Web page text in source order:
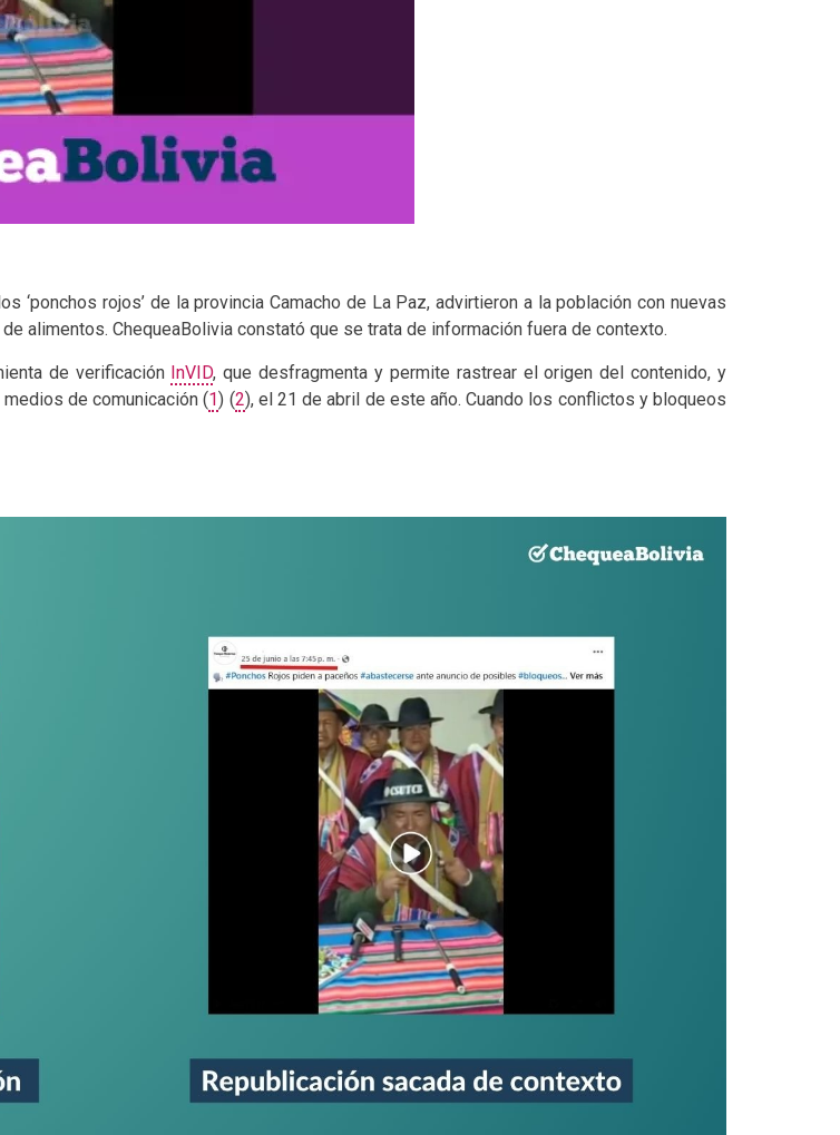
‘ponchos rojos’ de la provincia Camacho de La Paz, advirtieron a la población con nuevas
alimentos. ChequeaBolivia constató que se trata de información fuera de contexto.
de verificación InVID, que desfragmenta y permite rastrear el origen del contenido, y
de comunicación (1) (2), el 21 de abril de este año. Cuando los conflictos y bloqueos